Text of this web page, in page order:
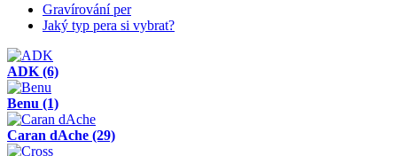
Gravírování per
Jaký typ pera si vybrat?
ADK (6)
Benu (1)
Caran dAche (29)